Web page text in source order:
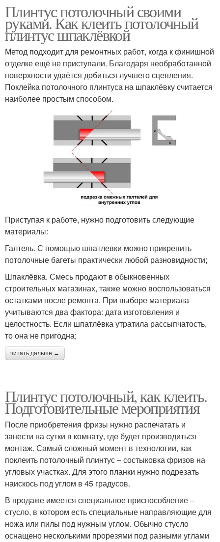
Плинтус потолочный своими
руками. Как клеить потолочный
плинтус шпаклёвкой
Метод подходит для ремонтных работ, когда к финишной
отделке ещё не приступали. Благодаря необработанной
поверхности удаётся добиться лучшего сцепления.
Поклейка потолочного плинтуса на шпаклёвку считается
наиболее простым способом.
Приступая к работе, нужно подготовить следующие
материалы:
Галтель. С помощью шпатлевки можно прикрепить
потолочные багеты практически любой разновидности;
Шпаклёвка. Смесь продают в обыкновенных
строительных магазинах, также можно воспользоваться
остатками после ремонта. При выборе материала
учитываются два фактора: дата изготовления и
целостность. Если шпатлёвка утратила рассыпчатость,
то она не пригодна;
читать дальше →
Плинтус потолочный, как клеить.
Подготовительные мероприятия
После приобретения фризы нужно распечатать и
занести на сутки в комнату, где будет производиться
монтаж. Самый сложный момент в технологии, как
поклеить потолочный плинтус – состыковка фризов на
угловых участках. Для этого планки нужно подрезать
наискось под углом в 45 градусов.
В продаже имеется специальное приспособление –
стусло, в котором есть специальные направляющие для
ножа или пилы под нужным углом. Обычно стусло
оснащено несколькими прорезями под разными углами